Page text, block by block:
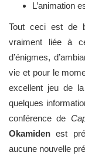
L’animation
Tout ceci est de
vraiment liée à
d’énigmes,
vie et pour le
excellent jeu de
quelques
conférence de
Okamiden est
aucune nouvelle